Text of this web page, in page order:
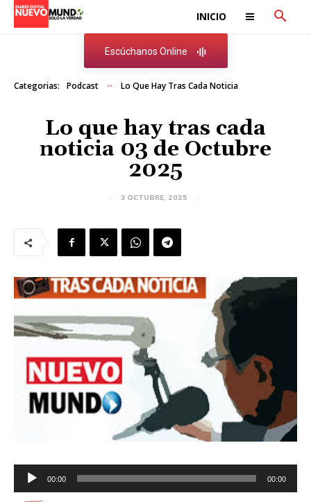
INICIO
Escúchanos Online
Categorias: Podcast Lo Que Hay Tras Cada Noticia
Lo que hay tras cada
noticia 03 de Octubre
2025
3 OCTUBRE, 2025
e
00:00 00:00